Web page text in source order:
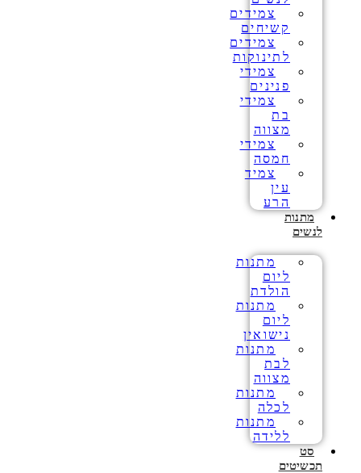
צמידים
קשיחים
צמידים
לתינוקות
צמידי
פנינים
צמידי
בת
מצווה
צמידי
חמסה
צמיד
עין
הרע
מתנות
לנשים
מתנות
ליום
הולדת
מתנות
ליום
נישואין
מתנות
לבת
מצווה
מתנות
לכלה
מתנות
ללידה
סט
תכשיטים